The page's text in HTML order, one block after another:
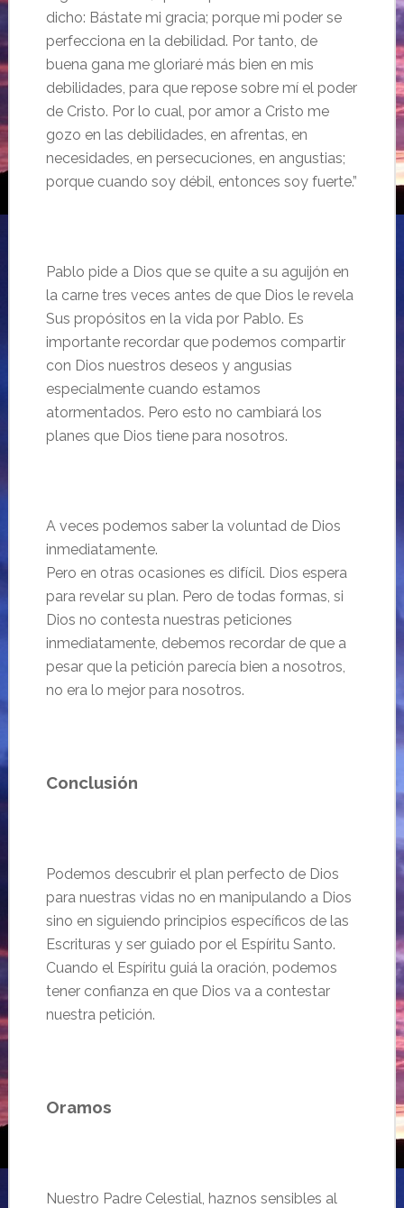
dicho: Bástate mi gracia; porque mi poder se
perfecciona en la debilidad. Por tanto, de
buena gana me gloriaré más bien en mis
debilidades, para que repose sobre mí el poder
de Cristo. Por lo cual, por amor a Cristo me
gozo en las debilidades, en afrentas, en
necesidades, en persecuciones, en angustias;
porque cuando soy débil, entonces soy fuerte.”
Pablo pide a Dios que se quite a su aguijón en
la carne tres veces antes de que Dios le revela
Sus propósitos en la vida por Pablo. Es
importante recordar que podemos compartir
con Dios nuestros deseos y angusias
especialmente cuando estamos
atormentados. Pero esto no cambiará los
planes que Dios tiene para nosotros.
A veces podemos saber la voluntad de Dios
inmediatamente.
Pero en otras ocasiones es difícil. Dios espera
para revelar su plan. Pero de todas formas, si
Dios no contesta nuestras peticiones
inmediatamente, debemos recordar de que a
pesar que la petición parecía bien a nosotros,
no era lo mejor para nosotros.
Conclusión
Podemos descubrir el plan perfecto de Dios
para nuestras vidas no en manipulando a Dios
sino en siguiendo principios específicos de las
Escrituras y ser guiado por el Espíritu Santo.
Cuando el Espíritu guiá la oración, podemos
tener confianza en que Dios va a contestar
nuestra petición.
Oramos
Nuestro Padre Celestial, haznos sensibles al